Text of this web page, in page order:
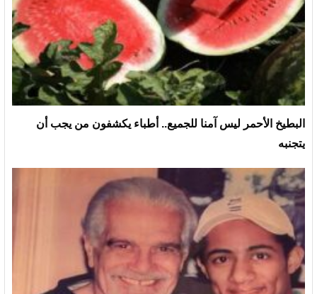
البطيخ الأحمر ليس آمنا للجميع.. أطباء يكشفون من يجب أن
يتجنبه